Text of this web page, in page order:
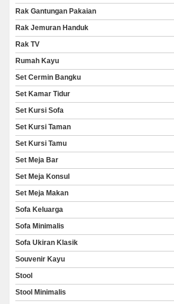
Rak Gantungan Pakaian
Rak Jemuran Handuk
Rak TV
Rumah Kayu
Set Cermin Bangku
Set Kamar Tidur
Set Kursi Sofa
Set Kursi Taman
Set Kursi Tamu
Set Meja Bar
Set Meja Konsul
Set Meja Makan
Sofa Keluarga
Sofa Minimalis
Sofa Ukiran Klasik
Souvenir Kayu
Stool
Stool Minimalis